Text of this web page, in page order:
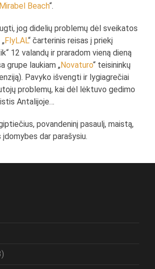
Beach“.
jog didelių problemų dėl sveikatos
FlyLAL“ čarterinis reisas į priekį
12 valandų ir praradom vieną dieną
grupe laukiam „Novaturo“ teisininkų
Pavyko išvengti ir lygiagrečiai
problemų, kai dėl lėktuvo gedimo
Antalijoje…
povandeninį pasaulį, maistą,
dar parašysiu.